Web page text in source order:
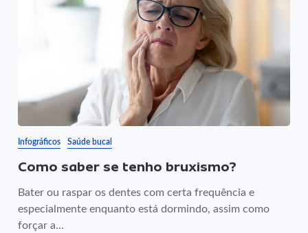
Infográficos Saúde bucal
Como saber se tenho bruxismo?
Bater ou raspar os dentes com certa frequência e
especialmente enquanto está dormindo, assim como
forçar a...